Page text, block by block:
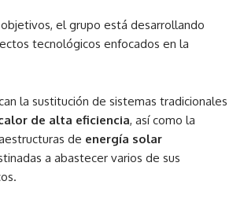
objetivos, el grupo está desarrollando
tecnológicos enfocados en la
la sustitución de sistemas tradicionales
de alta eficiencia, así como la
de energía solar
a abastecer varios de sus